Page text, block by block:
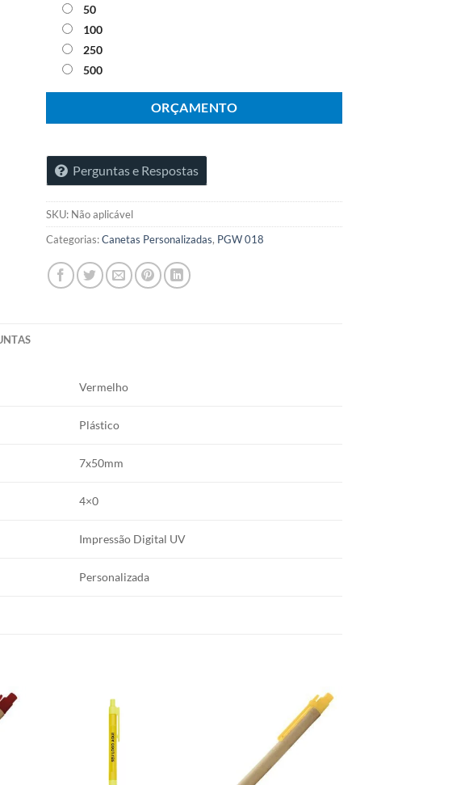
50
100
250
500
ORÇAMENTO
Perguntas e Respostas
SKU: Não aplicável
Categorias:Canetas Personalizadas, PGW 018
Vermelho
Plástico
7x50mm
4×0
Impressão Digital UV
Personalizada